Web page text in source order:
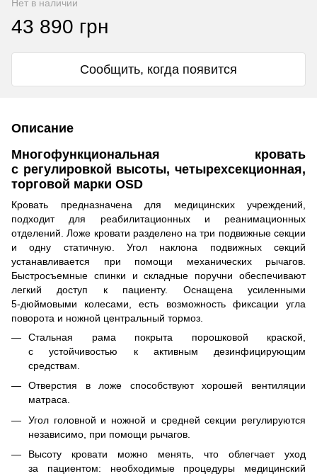
Нет в наличии
43 890 грн
Сообщить, когда появится
Описание
Многофункциональная кровать
с регулировкой высоты, четырехсекционная,
торговой марки OSD
Кровать предназначена для медицинских учреждений,
подходит для реабилитационных и реанимационных
отделений. Ложе кровати разделено на три подвижные секции
и одну статичную. Угол наклона подвижных секций
устанавливается при помощи механических рычагов.
Быстросъемные спинки и складные поручни обеспечивают
легкий доступ к пациенту. Оснащена усиленными
5-дюймовыми колесами, есть возможность фиксации угла
поворота и ножной центральный тормоз.
Стальная рама покрыта порошковой краской,
с устойчивостью к активным дезинфицирующим
средствам.
Отверстия в ложе способствуют хорошей вентиляции
матраса.
Угол головной и ножной и средней секции регулируются
независимо, при помощи рычагов.
Высоту кровати можно менять, что облегчает уход
за пациентом: необходимые процедуры медицинский